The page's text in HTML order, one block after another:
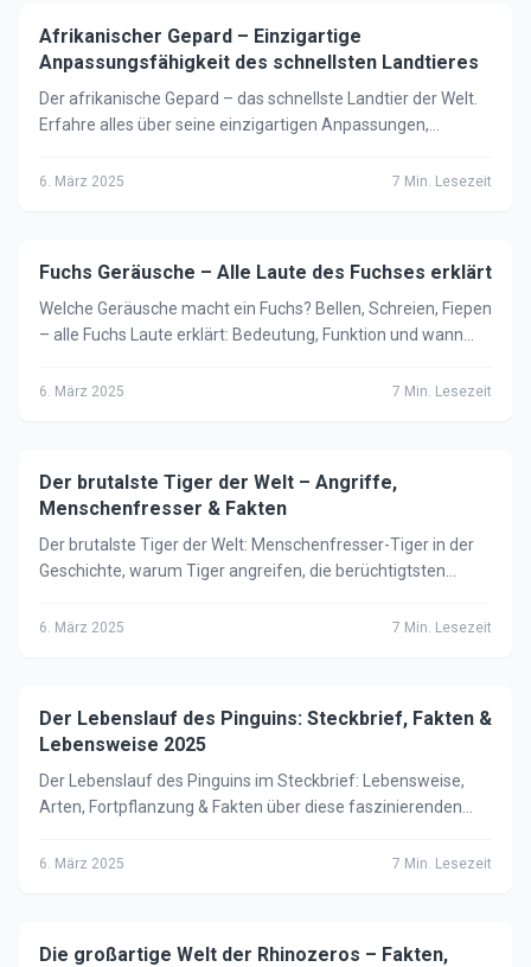
🦁 Tiere
Afrikanischer Gepard – Einzigartige
Anpassungsfähigkeit des schnellsten Landtieres
Der afrikanische Gepard – das schnellste Landtier der Welt.
Erfahre alles über seine einzigartigen Anpassungen,
6. März 2025 7 Min. Lesezeit
🦁 Tiere
Fuchs Geräusche – Alle Laute des Fuchses erklärt
Welche Geräusche macht ein Fuchs? Bellen, Schreien, Fiepen
– alle Fuchs Laute erklärt: Bedeutung, Funktion und wann
6. März 2025 7 Min. Lesezeit
🦁 Tiere
Der brutalste Tiger der Welt – Angriffe,
Menschenfresser & Fakten
Der brutalste Tiger der Welt: Menschenfresser-Tiger in der
Geschichte, warum Tiger angreifen, die berüchtigtsten
6. März 2025 7 Min. Lesezeit
🦁 Tiere
Der Lebenslauf des Pinguins: Steckbrief, Fakten &
Lebensweise 2025
Der Lebenslauf des Pinguins im Steckbrief: Lebensweise,
Arten, Fortpflanzung & Fakten über diese faszinierenden
6. März 2025 7 Min. Lesezeit
🦁 Tiere
Die großartige Welt der Rhinozeros – Fakten,